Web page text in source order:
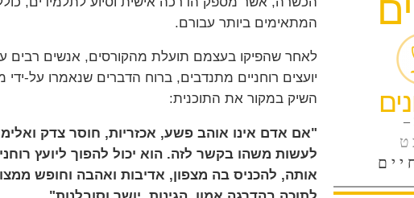
–
המתאימים ביותר עבורם.
לאחר שהפיקו בעצמם תועלת מהקורסים, אנשים רבים
יועצים רוחניים מתנדבים, ברוח הדברים שנאמרו על-
השיק במקור את התוכנית:
"אם אדם אינו אוהב פשע, אכזריות, חוסר צדק
לעשות משהו בקשר לזה. הוא יכול להפוך ליועץ
אותה, להכניס בה מצפון, אדיבות ואהבה וחופש